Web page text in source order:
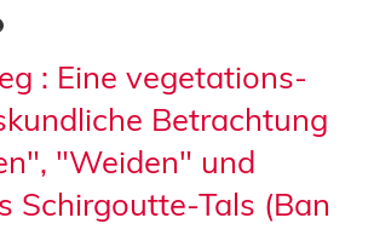
: Eine vegetations-
Betrachtung
"Weiden" und
Schirgoutte-Tals (Ban